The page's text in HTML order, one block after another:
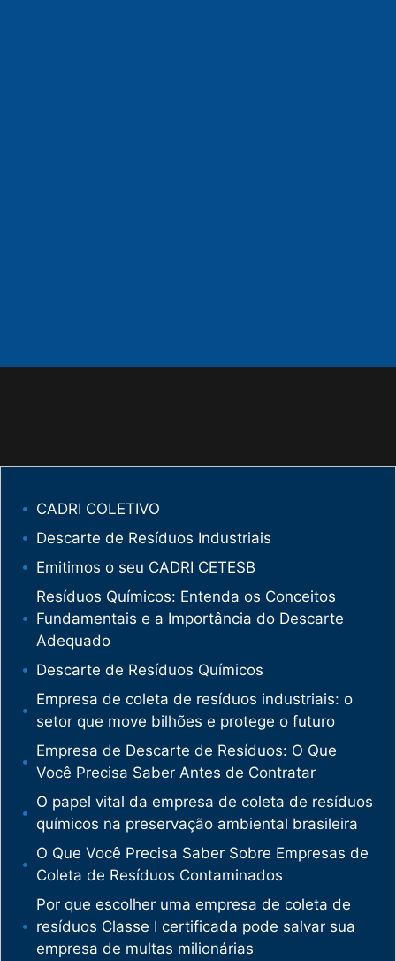
CADRI COLETIVO
Descarte de Resíduos Industriais
Emitimos o seu CADRI CETESB
Resíduos Químicos: Entenda os Conceitos
Fundamentais e a Importância do Descarte
Adequado
Descarte de Resíduos Químicos
Empresa de coleta de resíduos industriais: o
setor que move bilhões e protege o futuro
Empresa de Descarte de Resíduos: O Que
Você Precisa Saber Antes de Contratar
O papel vital da empresa de coleta de resíduos
químicos na preservação ambiental brasileira
O Que Você Precisa Saber Sobre Empresas de
Coleta de Resíduos Contaminados
Por que escolher uma empresa de coleta de
resíduos Classe I certificada pode salvar sua
empresa de multas milionárias